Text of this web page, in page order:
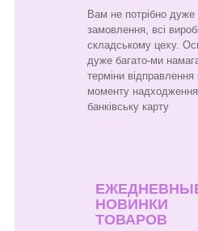
Вам не потрібно дуже
замовлення, всі
складському цеху.
дуже багато-ми
терміни відправлення
моменту
банківську карту
НОВИНКИ
ТОВАРОВ